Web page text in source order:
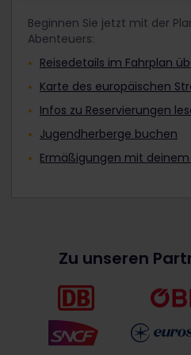
Beginnen Sie jetzt mit der
Abenteuers:
Reisedetails im Fahrplan
Karte des europäischen
Infos zu Reservierungen
Jugendherberge buchen
Ermäßigungen mit deinem
Zu unseren